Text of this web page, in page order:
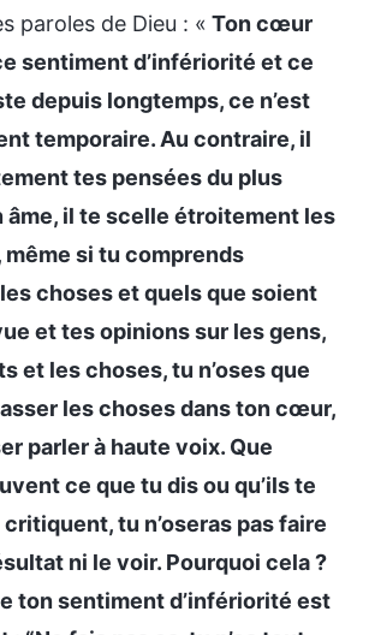
paroles de Dieu : « Ton cœur
sentiment d’infériorité et ce
depuis longtemps, ce n’est
temporaire. Au contraire, il
tes pensées du plus
âme, il te scelle étroitement les
si tu comprends
choses et quels que soient
et tes opinions sur les gens,
et les choses, tu n’oses que
les choses dans ton cœur,
parler à haute voix. Que
ce que tu dis ou qu’ils te
tu n’oseras pas faire
ni le voir. Pourquoi cela ?
ton sentiment d’infériorité est